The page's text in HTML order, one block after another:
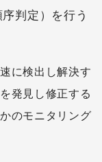
判定）を行う
に検出し解決す
発見し修正する
のモニタリング